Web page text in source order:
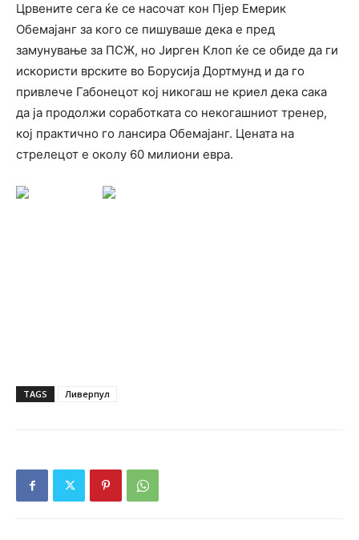
Црвените сега ќе се насочат кон Пјер Емерик
Обемајанг за кого се пишуваше дека е пред
замунување за ПСЖ, но Јирген Клоп ќе се обиде да ги
искористи врските во Борусија Дортмунд и да го
привлече Габонецот кој никогаш не криел дека сака
да ја продолжи соработката со некогашниот тренер,
кој практично го лансира Обемајанг. Цената на
стрелецот е околу 60 милиони евра.
TAGS Ливерпул